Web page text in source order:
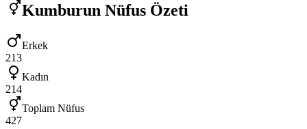
Kumburun Nüfus Özeti
Erkek
213
Kadın
214
Toplam Nüfus
427